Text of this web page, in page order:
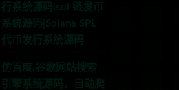
行系统源码|sol 链发币
系统源码|Solana SPL
代币发行系统源码
仿百度,谷歌网站搜索
引擎系统源码，自动爬